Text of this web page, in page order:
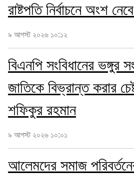
রাষ্টপতি নির্বাচনে অংশ
৯ আগস্ট ২০২৬ ১০:১২
বিএনপি সংবিধানের ভঙ্গুর
জাতিকে বিভ্রান্ত করার
শফিকুর রহমান
৯ আগস্ট ২০২৬ ১০:০১
আলেমদের সমাজ